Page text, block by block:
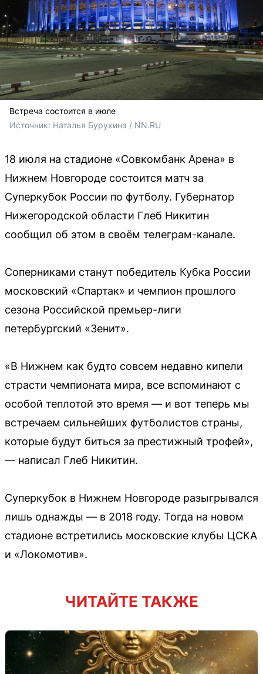
Встреча состоится в июле
Источник: Наталья Бурухина / NN.RU
18 июля на стадионе «Совкомбанк Арена» в
Нижнем Новгороде состоится матч за
Суперкубок России по футболу. Губернатор
Нижегородской области Глеб Никитин
сообщил об этом в своём телеграм-канале.
Соперниками станут победитель Кубка России
московский «Спартак» и чемпион прошлого
сезона Российской премьер-лиги
петербургский «Зенит».
«В Нижнем как будто совсем недавно кипели
страсти чемпионата мира, все вспоминают с
особой теплотой это время — и вот теперь мы
встречаем сильнейших футболистов страны,
которые будут биться за престижный трофей»,
— написал Глеб Никитин.
Суперкубок в Нижнем Новгороде разыгрывался
лишь однажды — в 2018 году. Тогда на новом
стадионе встретились московские клубы ЦСКА
и «Локомотив».
ЧИТАЙТЕ ТАКЖЕ